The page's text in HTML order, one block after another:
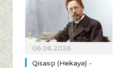
06.06.2026
Qisasçı (Hekayə) -